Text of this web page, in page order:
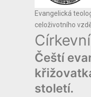
Evangelická
celoživotního
Čeští
století.